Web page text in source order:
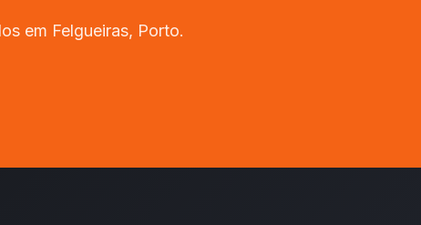
em Felgueiras, Porto.